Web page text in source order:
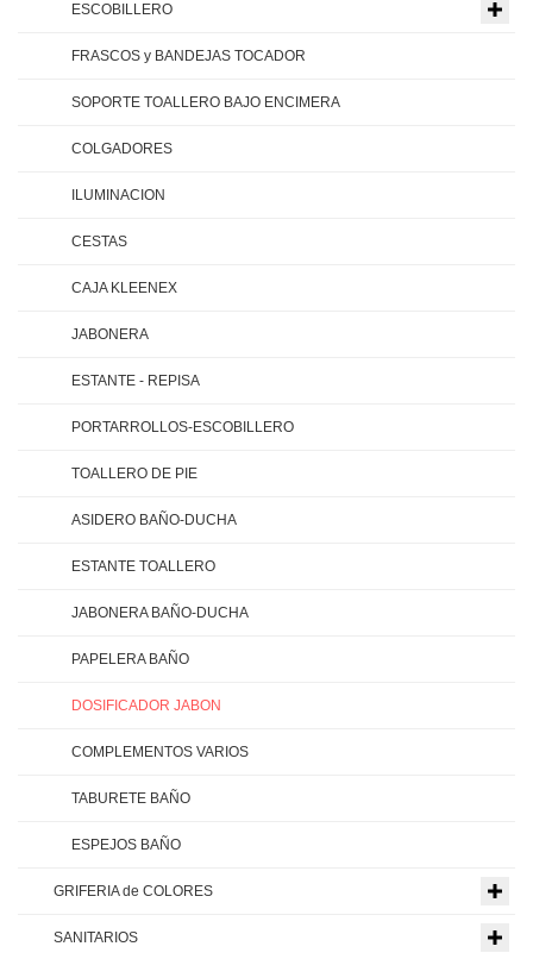
ESCOBILLERO
FRASCOS y BANDEJAS TOCADOR
SOPORTE TOALLERO BAJO ENCIMERA
COLGADORES
ILUMINACION
CESTAS
CAJA KLEENEX
JABONERA
ESTANTE - REPISA
PORTARROLLOS-ESCOBILLERO
TOALLERO DE PIE
ASIDERO BAÑO-DUCHA
ESTANTE TOALLERO
JABONERA BAÑO-DUCHA
PAPELERA BAÑO
DOSIFICADOR JABON
COMPLEMENTOS VARIOS
TABURETE BAÑO
ESPEJOS BAÑO
GRIFERIA de COLORES
SANITARIOS